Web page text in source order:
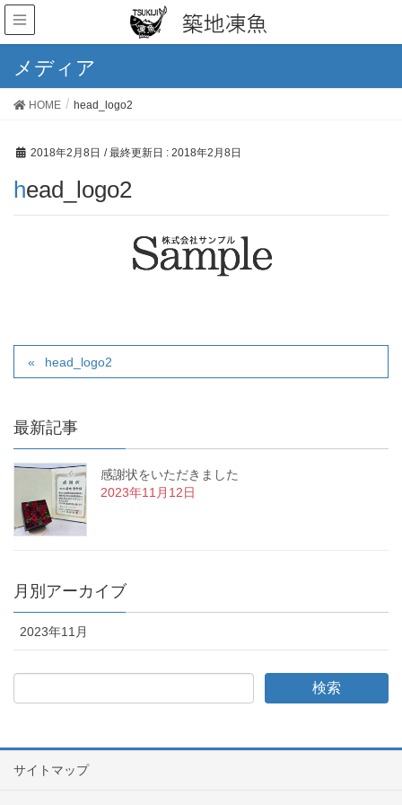
メディア
HOME head_logo2
2018年2月8日 / 最終更新日 : 2018年2月8日
head_logo2
head_logo2
最新記事
感謝状をいただきました
2023年11月12日
月別アーカイブ
2023年11月
サイトマップ